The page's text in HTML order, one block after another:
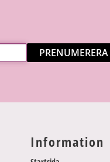
PRENUMERERA
Information